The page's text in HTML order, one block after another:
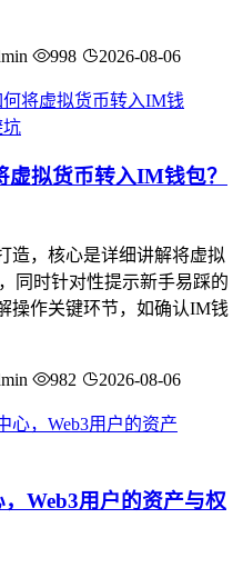
998 2026-08-06
拟货币转入IM钱包？
造，核心是详细讲解将虚拟
同时针对性提示新手易踩的
操作关键环节，如确认IM钱
982 2026-08-06
Web3用户的资产与权